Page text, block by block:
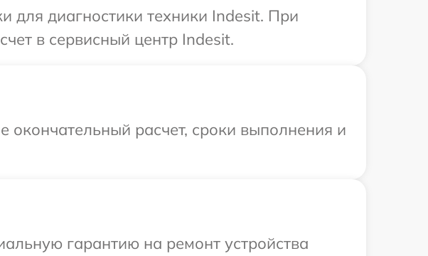
для диагностики техники Indesit. При
в сервисный центр Indesit.
расчет, сроки выполнения и
гарантию на ремонт устройства